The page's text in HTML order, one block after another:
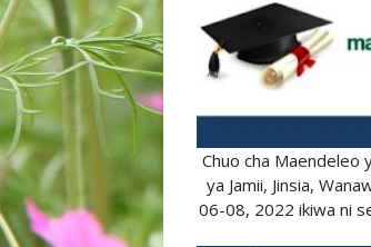
Chuo cha Maendeleo
ya Jamii, Jinsia,
06-08, 2022 ikiwa ni